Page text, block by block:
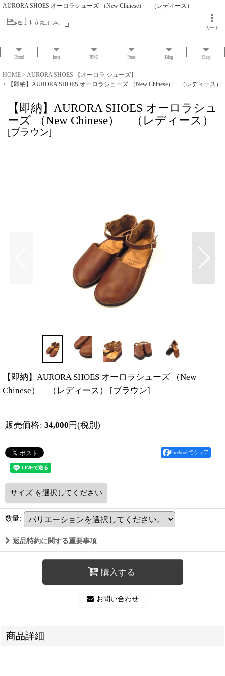
AURORA SHOES オーロラシューズ （New Chinese） （レディース）
カート
Brand Item 市松 Press Blog Shop
HOME > AURORA SHOES 【オーロラ シューズ】
>
【即納】AURORA SHOES オーロラシューズ （New Chinese） （レディース）
【即納】AURORA SHOES オーロラシュ
ーズ （New Chinese） （レディース）
[ブラウン]
【即納】AURORA SHOES オーロラシューズ （New
Chinese） （レディース）
[ブラウン]
販売価格: 34,000 円(税別)
Facebookでシェア
サイズ を選択してください
数量:
返品特約に関する重要事項
購入する
お問い合わせ
商品詳細